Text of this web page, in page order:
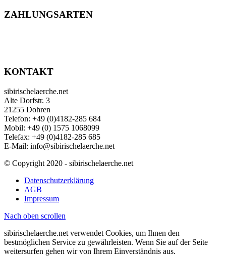
ZAHLUNGSARTEN
KONTAKT
sibirischelaerche.net
Alte Dorfstr. 3
21255 Dohren
Telefon: +49 (0)4182-285 684
Mobil: +49 (0) 1575 1068099
Telefax: +49 (0)4182-285 685
E-Mail: info@sibirischelaerche.net
© Copyright 2020 - sibirischelaerche.net
Datenschutzerklärung
AGB
Impressum
Nach oben scrollen
sibirischelaerche.net verwendet Cookies, um Ihnen den
bestmöglichen Service zu gewährleisten. Wenn Sie auf der Seite
weitersurfen gehen wir von Ihrem Einverständnis aus.